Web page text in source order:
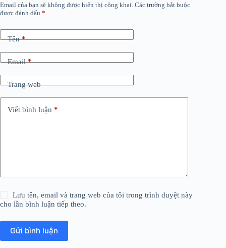
Email của bạn sẽ không được hiển thị công khai. Các trường bắt buộc
được đánh dấu *
Tên*
Email*
Trang web
Viết bình luận *
Lưu tên, email và trang web của tôi trong trình duyệt này
cho lần bình luận tiếp theo.
Gửi bình luận